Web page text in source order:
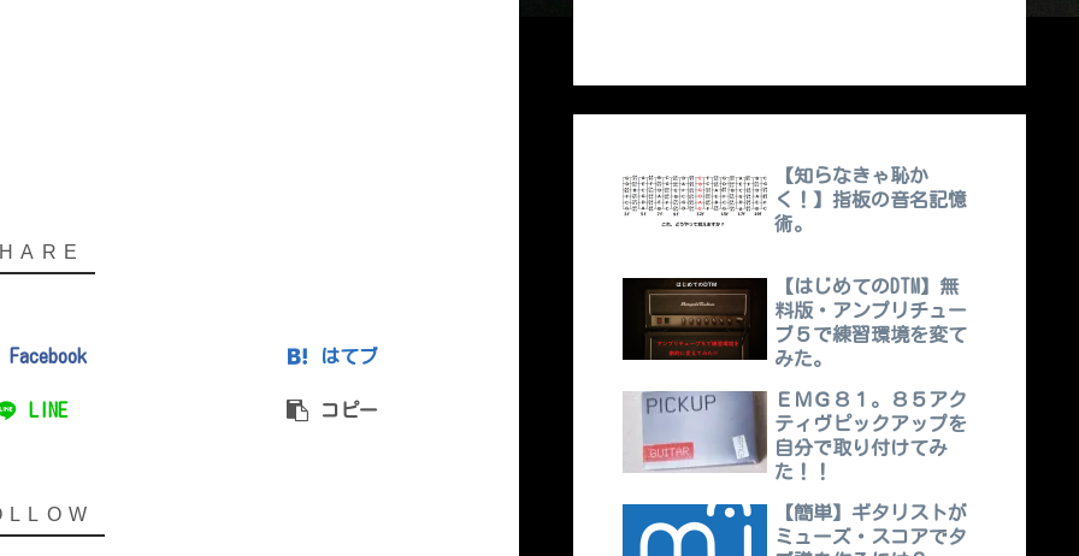
Facebook はてブ
LINE コピー
【知らなきゃ恥か
く！】指板の音名記憶
術。
【はじめてのDTM】無
料版・アンプリチュー
ブ５で練習環境を変て
みた。
ＥＭＧ８１。８５アク
ティヴピックアップを
自分で取り付けてみ
た！！
【簡単】ギタリストが
ミューズ・スコアでタ